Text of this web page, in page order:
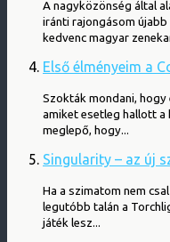
A nagyközönség által
iránti rajongásom
kedvenc magyar
Első élményeim a
Szokták mondani, hogy
amiket esetleg hallott a
meglepő, hogy...
Singularity – az új
Ha a szimatom nem
legutóbb talán a
játék lesz...